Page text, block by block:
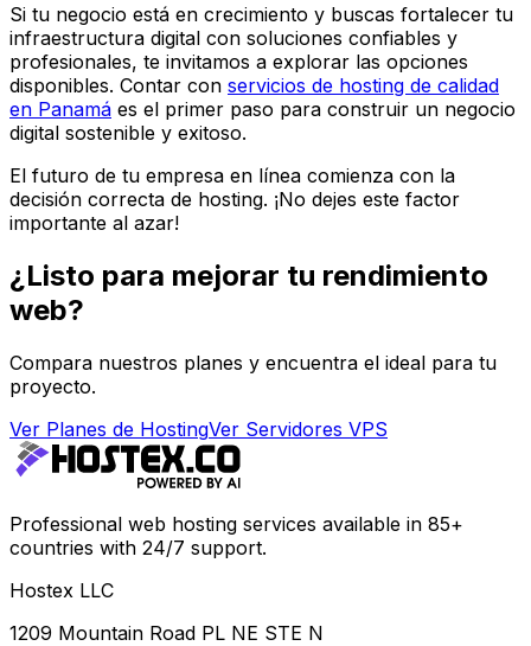
Si tu negocio está en crecimiento y buscas fortalecer tu
infraestructura digital con soluciones confiables y
profesionales, te invitamos a explorar las opciones
disponibles. Contar con servicios de hosting de calidad
en Panamá es el primer paso para construir un negocio
digital sostenible y exitoso.
El futuro de tu empresa en línea comienza con la
decisión correcta de hosting. ¡No dejes este factor
importante al azar!
¿Listo para mejorar tu rendimiento
web?
Compara nuestros planes y encuentra el ideal para tu
proyecto.
Ver Planes de HostingVer Servidores VPS
Professional web hosting services available in 85+
countries with 24/7 support.
Hostex LLC
1209 Mountain Road PL NE STE N